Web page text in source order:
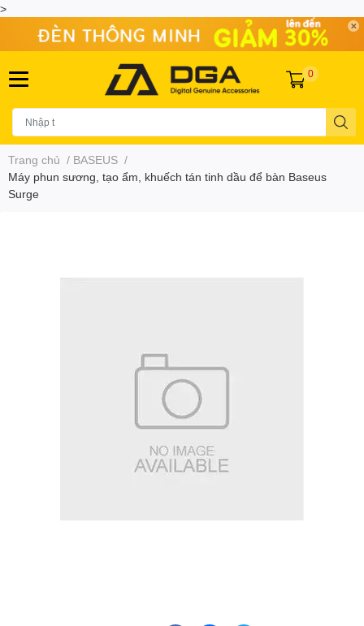
>
0
Trang chủ / BASEUS /
Máy phun sương, tạo ẩm, khuếch tán tinh dầu để bàn Baseus
Surge